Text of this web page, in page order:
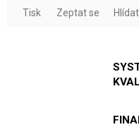
Tisk Zeptat se Hlídat